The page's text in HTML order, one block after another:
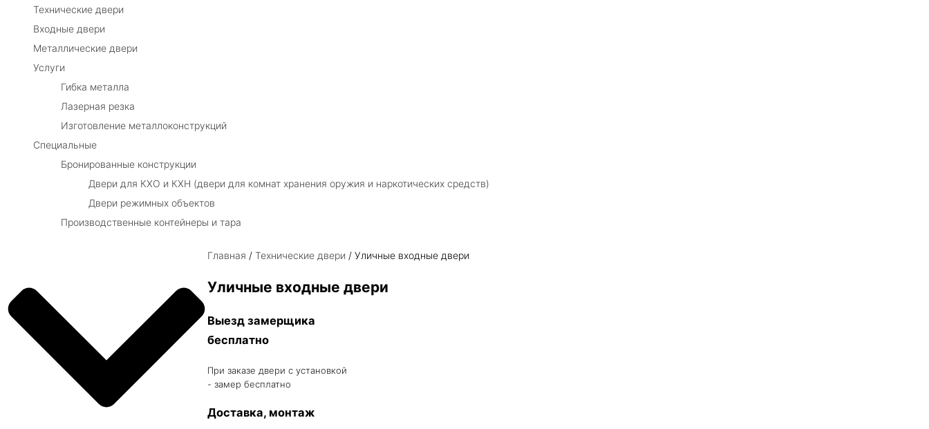
Технические двери
Входные двери
Металлические двери
Услуги
Гибка металла
Лазерная резка
Изготовление металлоконструкций
Специальные
Бронированные конструкции
Двери для КХО и КХН (двери для комнат хранения оружия и наркотических средств)
Двери режимных объектов
Производственные контейнеры и тара
Главная /Технические двери / Уличные входные двери
Уличные входные двери
Выезд замерщика
бесплатно
При заказе двери с установкой
- замер бесплатно
Доставка, монтаж